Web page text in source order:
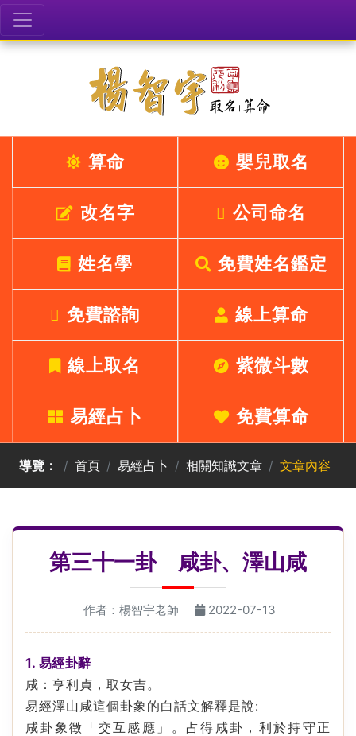
算命 嬰兒取名
改名字 公司命名
姓名學 免費姓名鑑定
免費諮詢 線上算命
線上取名 紫微斗數
易經占卜 免費算命
導覽： 首頁 易經占卜 相關知識文章 文章內容
第三十一卦 咸卦、澤山咸
作者：楊智宇老師 2022-07-13
1. 易經卦辭
咸：亨利貞，取女吉。
易經澤山咸這個卦象的白話文解釋是說:
咸卦象徵「交互感應」。占得咸卦，利於持守正